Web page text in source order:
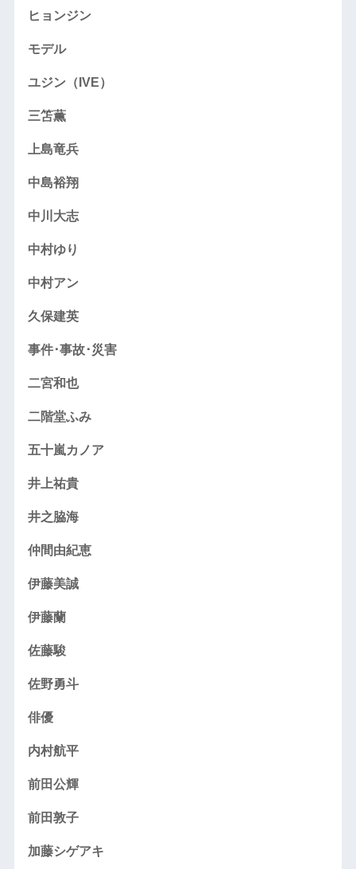
ヒョンジン
モデル
ユジン（IVE）
三笘薫
上島竜兵
中島裕翔
中川大志
中村ゆり
中村アン
久保建英
事件･事故･災害
二宮和也
二階堂ふみ
五十嵐カノア
井上祐貴
井之脇海
仲間由紀恵
伊藤美誠
伊藤蘭
佐藤駿
佐野勇斗
俳優
内村航平
前田公輝
前田敦子
加藤シゲアキ